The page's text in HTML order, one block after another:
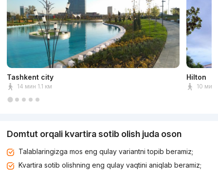
Tashkent city
14 мин 1.1 км
Hilton
10 мин
Domtut orqali kvartira sotib olish juda oson
Talablaringizga mos eng qulay variantni topib beramiz;
Kvartira sotib olishning eng qulay vaqtini aniqlab beramiz;